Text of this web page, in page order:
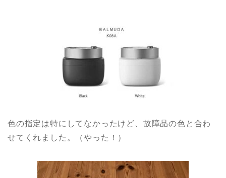
色の指定は特にしてなかったけど、故障品の色と合わ
せてくれました。（やった！）